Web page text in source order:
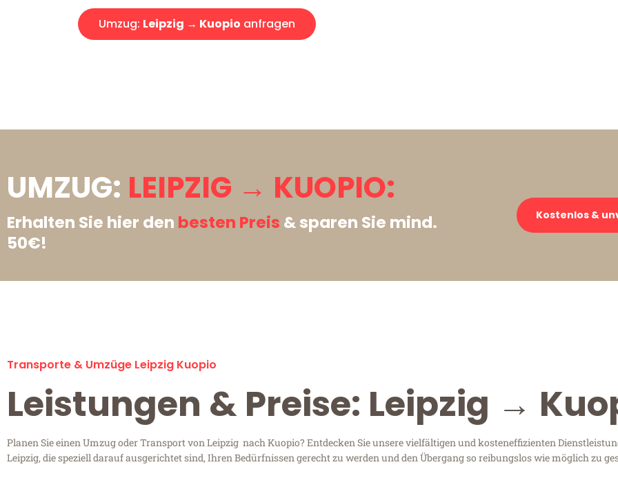
Umzug: Leipzig → Kuopio anfragen
UMZUG: LEIPZIG → KUOPIO:
Erhalten Sie hier den besten Preis & sparen Sie mind.
50€!
Kostenlos &
Transporte & Umzüge Leipzig Kuopio
Leistungen & Preise: Leipzig →
Planen Sie einen Umzug oder Transport von Leipzig nach Kuopio? Entdecken Sie unsere vielfältigen und kosteneffizienten
Leipzig, die speziell darauf ausgerichtet sind, Ihren Bedürfnissen gerecht zu werden und den Übergang so reibungslos wie möglich zu